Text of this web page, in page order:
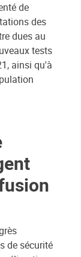
de
des
dues au
tests
ainsi qu'à
de sécurité